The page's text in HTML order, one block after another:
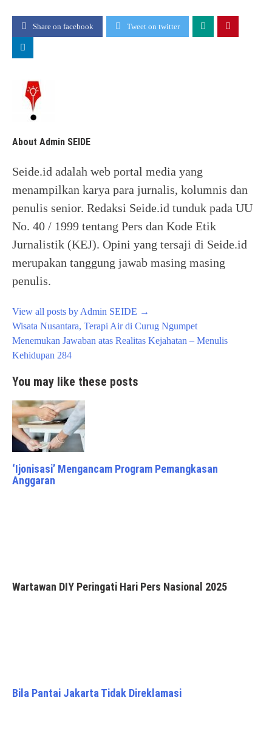
Share on facebook Tweet on twitter
About Admin SEIDE
Seide.id adalah web portal media yang
menampilkan karya para jurnalis, kolumnis dan
penulis senior. Redaksi Seide.id tunduk pada UU
No. 40 / 1999 tentang Pers dan Kode Etik
Jurnalistik (KEJ). Opini yang tersaji di Seide.id
merupakan tanggung jawab masing masing
penulis.
View all posts by Admin SEIDE →
Post
navigation
Wisata Nusantara, Terapi Air di Curug Ngumpet
Menemukan Jawaban atas Realitas Kejahatan – Menulis
Kehidupan 284
You may like these posts
‘Ijonisasi’ Mengancam Program Pemangkasan
Anggaran
Wartawan DIY Peringati Hari Pers Nasional 2025
Bila Pantai Jakarta Tidak Direklamasi